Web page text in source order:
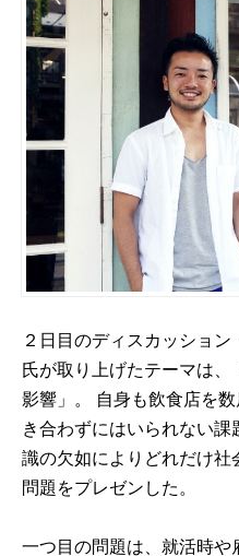
２日目のディスカッショ
氏が取り上げたテーマは
影響」。 自身も飲食店を
き合わずにはいられない
識の欠如によりどれだけ社
問題をプレゼンした。
一つ目の問題は、就活時や